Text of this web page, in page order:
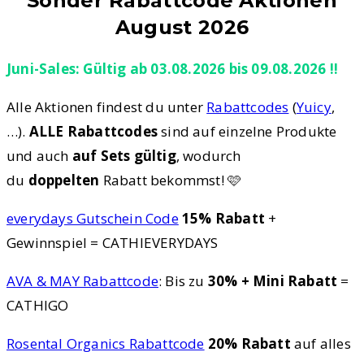
August 2026
Juni-Sales: Gültig ab 03.08.2026 bis 09.08.2026 !!
Alle Aktionen findest du unter Rabattcodes (Yuicy,
…). ALLE Rabattcodessind auf einzelne Produkte
und auch auf Sets gültig, wodurch
du doppelten Rabatt bekommst! 🩷
everydays Gutschein Code15% Rabatt +
Gewinnspiel = CATHIEVERYDAYS
AVA & MAY Rabattcode: Bis zu 30% + Mini Rabatt =
CATHIGO
Rosental Organics Rabattcode 20% Rabatt auf alles